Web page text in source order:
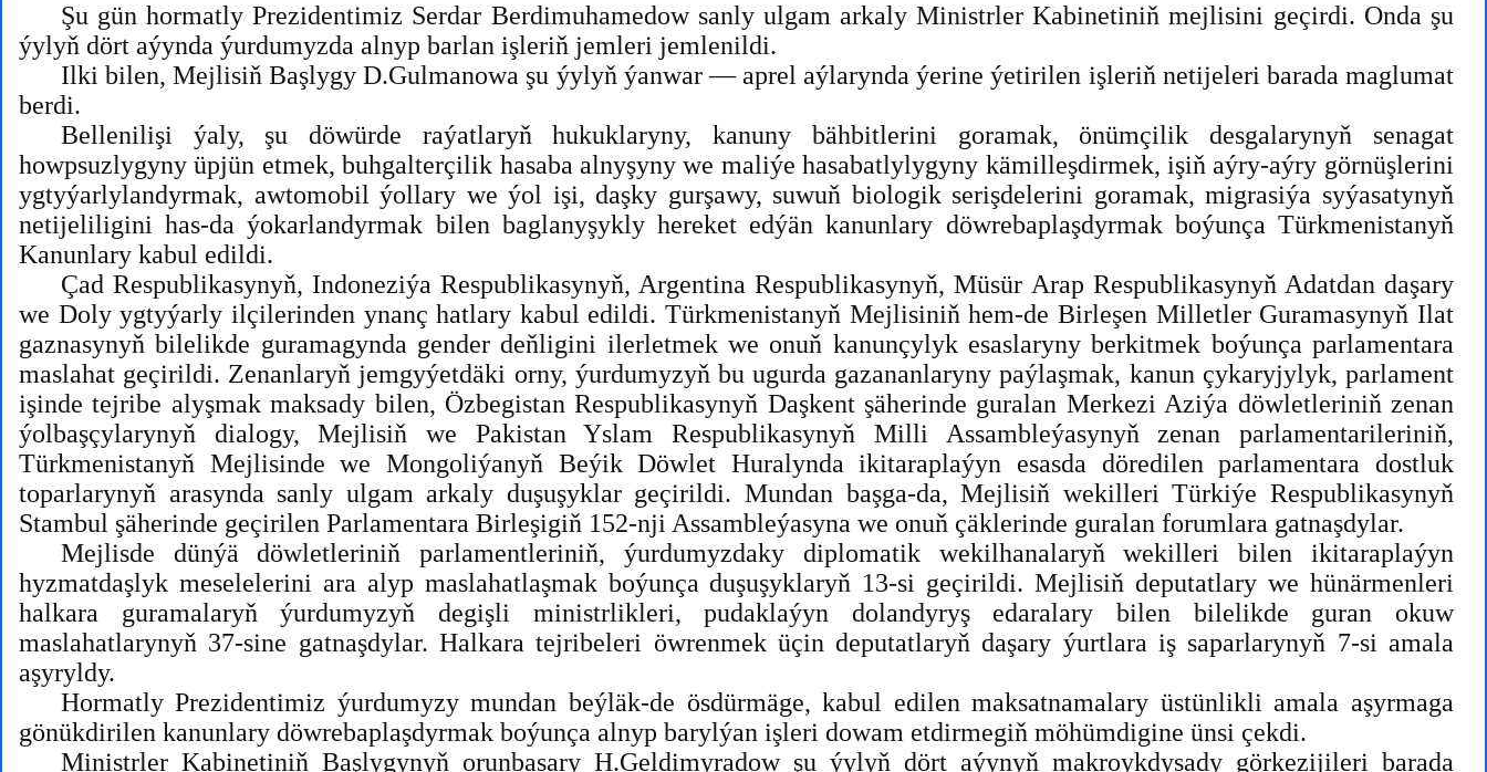
Şu gün hormatly Prezidentimiz Serdar Berdimuhamedow sanly ulgam arkaly Ministrler Kabinetiniň mejlisini geçirdi. Onda şu
ýylyň dört aýynda ýurdumyzda alnyp barlan işleriň jemleri jemlenildi.
Ilki bilen, Mejlisiň Başlygy D.Gulmanowa şu ýylyň ýanwar — aprel aýlarynda ýerine ýetirilen işleriň netijeleri barada maglumat
berdi.
Bellenilişi ýaly, şu döwürde raýatlaryň hukuklaryny, kanuny bähbitlerini goramak, önümçilik desgalarynyň senagat
howpsuzlygyny üpjün etmek, buhgalterçilik hasaba alnyşyny we maliýe hasabatlylygyny kämilleşdirmek, işiň aýry-aýry görnüşlerini
ygtyýarlylandyrmak, awtomobil ýollary we ýol işi, daşky gurşawy, suwuň biologik serişdelerini goramak, migrasiýa syýasatynyň
netijeliligini has-da ýokarlandyrmak bilen baglanyşykly hereket edýän kanunlary döwrebaplaşdyrmak boýunça Türkmenistanyň
Kanunlary kabul edildi.
Çad Respublikasynyň, Indoneziýa Respublikasynyň, Argentina Respublikasynyň, Müsür Arap Respublikasynyň Adatdan daşary
we Doly ygtyýarly ilçilerinden ynanç hatlary kabul edildi. Türkmenistanyň Mejlisiniň hem-de Birleşen Milletler Guramasynyň Ilat
gaznasynyň bilelikde guramagynda gender deňligini ilerletmek we onuň kanunçylyk esaslaryny berkitmek boýunça parlamentara
maslahat geçirildi. Zenanlaryň jemgyýetdäki orny, ýurdumyzyň bu ugurda gazananlaryny paýlaşmak, kanun çykaryjylyk, parlament
işinde tejribe alyşmak maksady bilen, Özbegistan Respublikasynyň Daşkent şäherinde guralan Merkezi Aziýa döwletleriniň zenan
ýolbaşçylarynyň dialogy, Mejlisiň we Pakistan Yslam Respublikasynyň Milli Assambleýasynyň zenan parlamentarileriniň,
Türkmenistanyň Mejlisinde we Mongoliýanyň Beýik Döwlet Huralynda ikitaraplaýyn esasda döredilen parlamentara dostluk
toparlarynyň arasynda sanly ulgam arkaly duşuşyklar geçirildi. Mundan başga-da, Mejlisiň wekilleri Türkiýe Respublikasynyň
Stambul şäherinde geçirilen Parlamentara Birleşigiň 152-nji Assambleýasyna we onuň çäklerinde guralan forumlara gatnaşdylar.
Mejlisde dünýä döwletleriniň parlamentleriniň, ýurdumyzdaky diplomatik wekilhanalaryň wekilleri bilen ikitaraplaýyn
hyzmatdaşlyk meselelerini ara alyp maslahatlaşmak boýunça duşuşyklaryň 13-si geçirildi. Mejlisiň deputatlary we hünärmenleri
halkara guramalaryň ýurdumyzyň degişli ministrlikleri, pudaklaýyn dolandyryş edaralary bilen bilelikde guran okuw
maslahatlarynyň 37-sine gatnaşdylar. Halkara tejribeleri öwrenmek üçin deputatlaryň daşary ýurtlara iş saparlarynyň 7-si amala
aşyryldy.
Hormatly Prezidentimiz ýurdumyzy mundan beýläk-de ösdürmäge, kabul edilen maksatnamalary üstünlikli amala aşyrmaga
gönükdirilen kanunlary döwrebaplaşdyrmak boýunça alnyp barylýan işleri dowam etdirmegiň möhümdigine ünsi çekdi.
Ministrler Kabinetiniň Başlygynyň orunbasary H.Geldimyradow şu ýylyň dört aýynyň makroykdysady görkezijileri barada